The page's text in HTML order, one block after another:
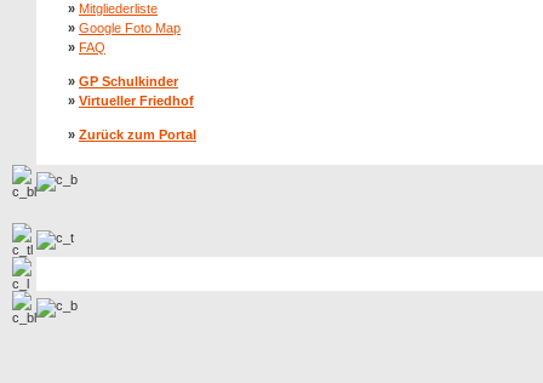
» Mitgliederliste
» Google Foto Map
» FAQ
» GP Schulkinder
» Virtueller Friedhof
» Zurück zum Portal